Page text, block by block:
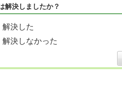
解決しましたか？
解決した
解決しなかった